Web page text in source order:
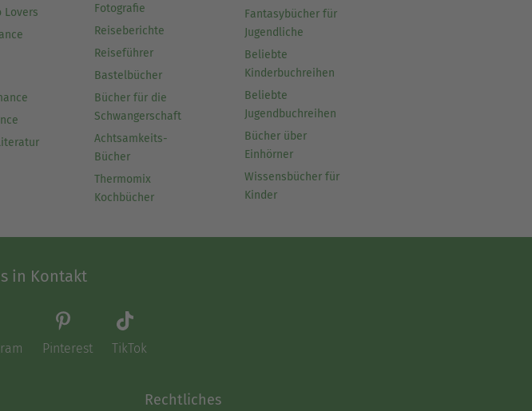
Lovers
Fotografie
Reiseberichte
Reiseführer
Bastelbücher
Bücher für die
Schwangerschaft
Achtsamkeits-
Bücher
Thermomix
Kochbücher
Fantasybücher für
Jugendliche
Beliebte
Kinderbuchreihen
Beliebte
Jugendbuchreihen
Bücher über
Einhörner
Wissensbücher für
Kinder
in Kontakt
Pinterest TikTok
Rechtliches